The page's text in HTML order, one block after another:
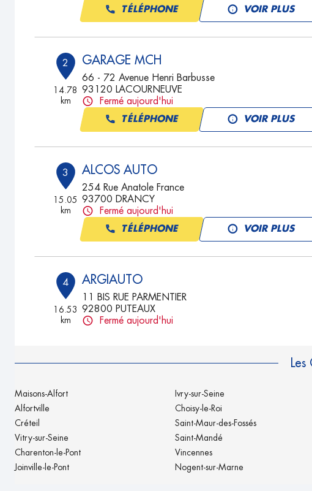
TÉLÉPHONE VOIR PLUS
2
14.78
km
GARAGE MCH
66 - 72 Avenue Henri Barbusse
93120 LACOURNEUVE
Fermé aujourd'hui
TÉLÉPHONE VOIR PLUS
3
15.05
km
ALCOS AUTO
254 Rue Anatole France
93700 DRANCY
Fermé aujourd'hui
TÉLÉPHONE VOIR PLUS
4
16.53
km
ARGIAUTO
11 BIS RUE PARMENTIER
92800 PUTEAUX
Fermé aujourd'hui
5 NG AUTOMOBILES
77330 OZOIR LA FERRIERE
TÉLÉPHONE
Maisons-Alfort
Alfortville
Créteil
Vitry-sur-Seine
Charenton-le-Pont
Joinville-le-Pont
Ivry-sur-Seine
Choisy-le-Roi
Saint-Maur-des-Fossés
Saint-Mandé
Vincennes
Nogent-sur-Marne